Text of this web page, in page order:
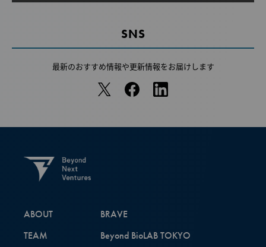
SNS
最新のおすすめ情報や更新情報をお届けします
ABOUT
TEAM
BRAVE
Beyond BioLAB TOKYO